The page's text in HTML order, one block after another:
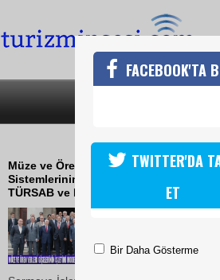
MÜZE GİŞELERİNİ
Müze ve Örenyerleri Gişelerinin
Sistemlerinin Modernizasyonu ve
TÜRSAB ve MTM İşortaklığı kazandı.
Kültür ve
FACEBOOK'TA
TWITTER'DA
ET
Bir Daha Gösterme